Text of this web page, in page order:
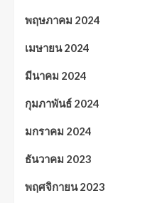
พฤษภาคม 2024
เมษายน 2024
มีนาคม 2024
กุมภาพันธ์ 2024
มกราคม 2024
ธันวาคม 2023
พฤศจิกายน 2023